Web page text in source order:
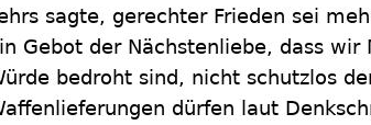
sagte, gerechter Frieden sei
Gebot der Nächstenliebe, dass
bedroht sind, nicht schutzlos
dürfen laut